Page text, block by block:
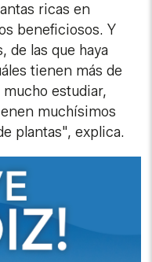
ricas en
beneficiosos. Y
de las que haya
tienen más de
estudiar,
muchísimos
plantas", explica.